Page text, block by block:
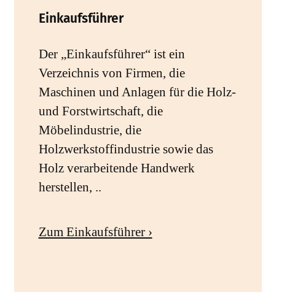
Einkaufsführer
Der „Einkaufsführer“ ist ein
Verzeichnis von Firmen, die
Maschinen und Anlagen für die Holz-
und Forstwirtschaft, die
Möbelindustrie, die
Holzwerkstoffindustrie sowie das
Holz verarbeitende Handwerk
herstellen, ..
Zum Einkaufsführer ›